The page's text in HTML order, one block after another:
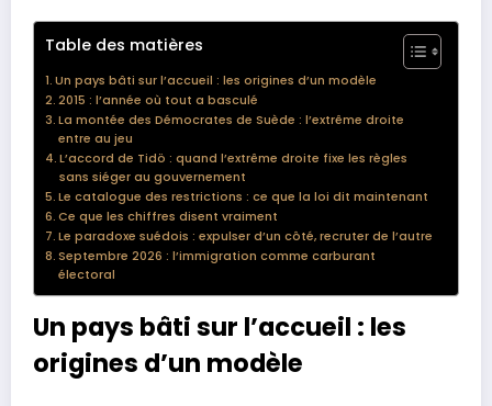
Table des matières
Un pays bâti sur l’accueil : les origines d’un modèle
2015 : l’année où tout a basculé
La montée des Démocrates de Suède : l’extrême droite
entre au jeu
L’accord de Tidö : quand l’extrême droite fixe les règles
sans siéger au gouvernement
Le catalogue des restrictions : ce que la loi dit maintenant
Ce que les chiffres disent vraiment
Le paradoxe suédois : expulser d’un côté, recruter de l’autre
Septembre 2026 : l’immigration comme carburant
électoral
Un pays bâti sur l’accueil : les
origines d’un modèle